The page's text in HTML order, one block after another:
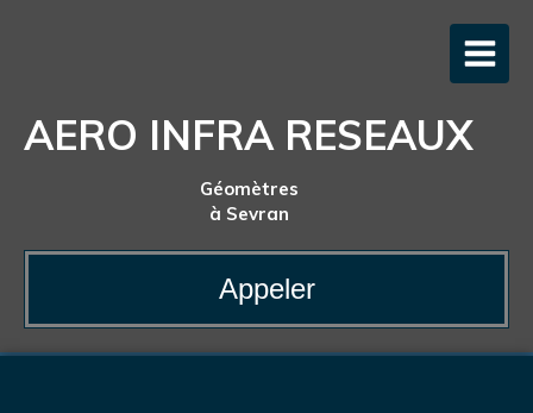
AERO INFRA RESEAUX
Géomètres
à Sevran
Appeler